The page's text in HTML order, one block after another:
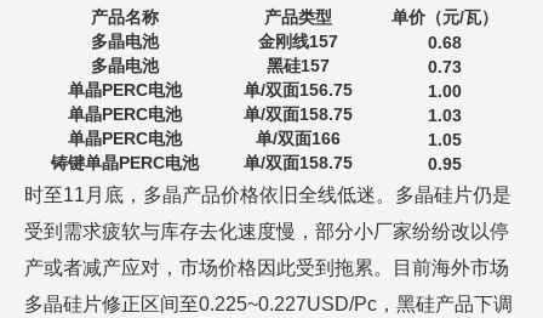
产品名称 产品类型
单价（元/瓦）
多晶电池
金刚线157
0.68
多晶电池
黑硅157
0.73
单晶PERC电池
单/双面156.75
1.00
单晶PERC电池
单/双面158.75
1.03
单晶PERC电池
单/双面166
1.05
铸键单晶PERC电池
单/双面158.75 0.95
时至11月底，多晶产品价格依旧全线低迷。多晶硅片仍是
受到需求疲软与库存去化速度慢，部分小厂家纷纷改以停
产或者减产应对，市场价格因此受到拖累。目前海外市场
多晶硅片修正区间至0.225~0.227USD/Pc，黑硅产品下调